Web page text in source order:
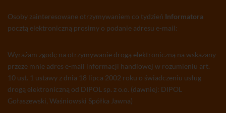
Osoby zainteresowane otrzymywaniem co tydzień Informatora
pocztą elektroniczną prosimy o podanie adresu e-mail:
Wyrażam zgodę na otrzymywanie drogą elektroniczną na wskazany
przeze mnie adres e-mail informacji handlowej w rozumieniu art.
10 ust. 1 ustawy z dnia 18 lipca 2002 roku o świadczeniu usług
drogą elektroniczną od DIPOL sp. z o.o. (dawniej: DIPOL
Gołaszewski, Waśniowski Spółka Jawna)